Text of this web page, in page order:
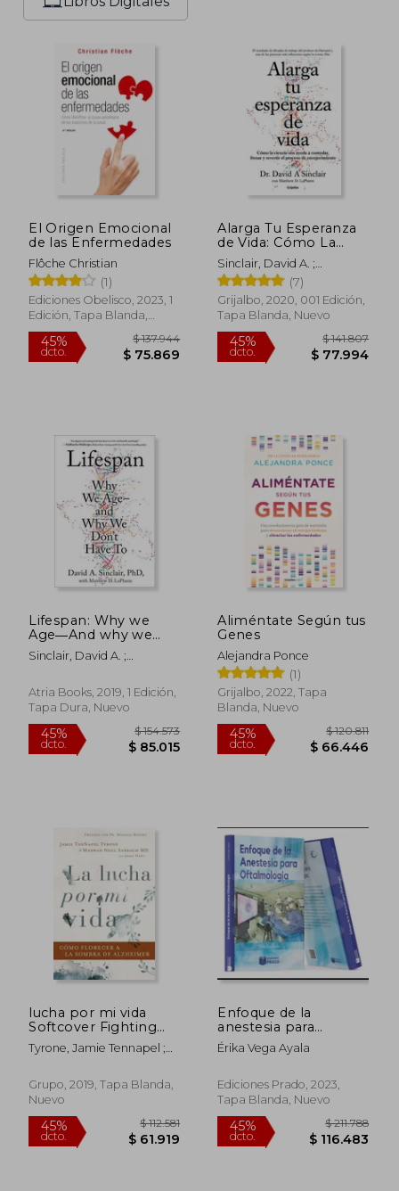
El Origen Emocional
de las Enfermedades
Flôche Christian
(1)
Ediciones Obelisco, 2023, 1
Edición, Tapa Blanda,
Nuevo
45%
dcto. $ 75.869
Alarga Tu Esperanza
de Vida: Cómo La
Ciencia Nos Ayuda a
Controlar, Frenar Y
Revertir El Proceso
de Envejecimiento /
Lifespan: Why We
Sinclair, David A. ;
Laplante, Matthew D.
(7)
Grijalbo, 2020, 001 Edición,
Tapa Blanda, Nuevo
45%
dcto.
Lifespan: Why we
Age―And why we
Don't Have to (en
Inglés)
Sinclair, David A. ;
Atria Books, 2019, 1 Edición,
Tapa Dura, Nuevo
45%
dcto.
$ 154.573
$ 85.015
Aliméntate Según tus
Genes
Alejandra Ponce
(1)
Grijalbo, 2022, Tapa
Blanda, Nuevo
45%
dcto. $
lucha por mi vida
Softcover Fighting
for My Life (en Inglés)
Tyrone, Jamie Tennapel ;
Marwan Noel ; Gould, Jodie
Grupo, 2019, Tapa Blanda,
Nuevo
Enfoque de la
anestesia para
oftalmología
Érika Vega Ayala
Ediciones Prado, 2023,
Tapa Blanda, Nuevo